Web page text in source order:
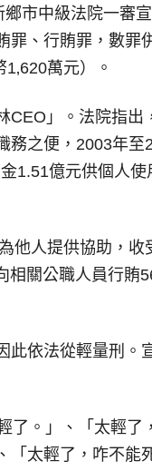
市中級法院一審
罪、行賄罪，數罪
萬元）。
」。法院指出
務之便，2003年至
1.51億元供個人使
他人提供協助，收
相關公職人員行賄
此依法從輕量刑。
了。」、「太輕了
「太輕了，咋不能